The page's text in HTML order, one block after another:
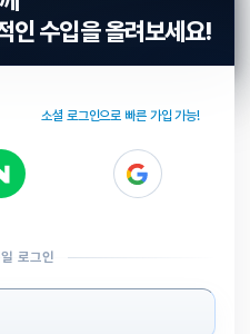
인 수입을 올려보세요!
소셜 로그인으로 빠른 가입 가능!
로그인